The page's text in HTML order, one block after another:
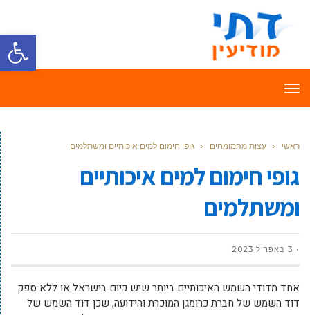
פתח
תפריט
ראשי » עצות מהמומחים » גופי חימום למים איכותיים ומשתלמים
גופי חימום למים איכותיים
ומשתלמים
3 באפריל 2023
אחד מדודי השמש האיכותיים ביותר שיש כיום בישראל או ללא ספק
דוד השמש של חברת כרומגן המוכרת והידועה, שכן דוד השמש של